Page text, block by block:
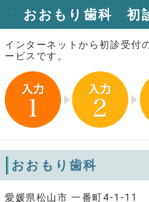
おおもり歯科 初
インターネットから初診受付
ービスです。
おおもり歯科
愛媛県松山市 一番町4-1-11